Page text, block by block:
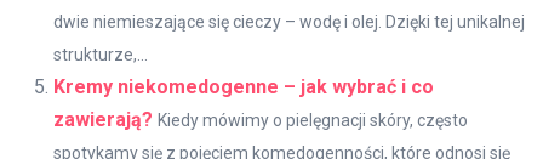
dwie niemieszające się cieczy – wodę i olej. Dzięki tej unikalnej
strukturze,...
Kremy niekomedogenne – jak wybrać i co
zawierają? Kiedy mówimy o pielęgnacji skóry, często
spotykamy się z pojęciem komedogenności, które odnosi się